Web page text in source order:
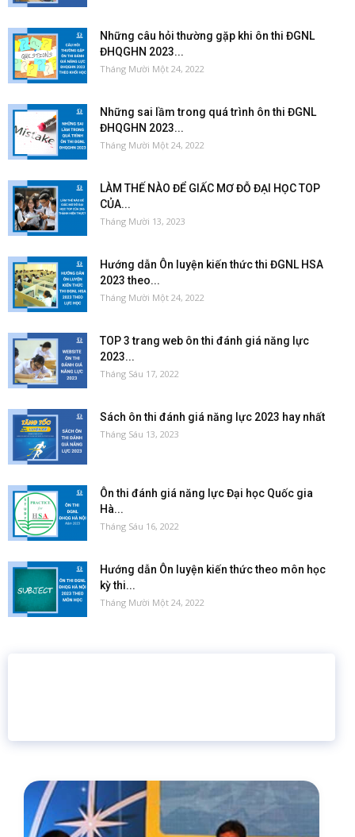
Những câu hỏi thường gặp khi ôn thi ĐGNL
ĐHQGHN 2023...
Tháng Mười Một 24, 2022
Những sai lầm trong quá trình ôn thi ĐGNL
ĐHQGHN 2023...
Tháng Mười Một 24, 2022
LÀM THẾ NÀO ĐỂ GIẤC MƠ ĐỖ ĐẠI HỌC TOP
CỦA...
Tháng Mười 13, 2023
Hướng dẫn Ôn luyện kiến thức thi ĐGNL HSA
2023 theo...
Tháng Mười Một 24, 2022
TOP 3 trang web ôn thi đánh giá năng lực
2023...
Tháng Sáu 17, 2022
Sách ôn thi đánh giá năng lực 2023 hay nhất
Tháng Sáu 13, 2023
Ôn thi đánh giá năng lực Đại học Quốc gia
Hà...
Tháng Sáu 16, 2022
Hướng dẫn Ôn luyện kiến thức theo môn học
kỳ thi...
Tháng Mười Một 24, 2022